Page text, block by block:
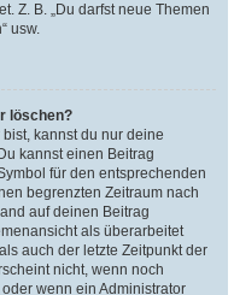
Z. B. „Du darfst neue Themen
usw.
löschen?
kannst du nur deine
kannst einen Beitrag
für den entsprechenden
begrenzten Zeitraum nach
auf deinen Beitrag
als überarbeitet
auch der letzte Zeitpunkt der
nicht, wenn noch
wenn ein Administrator